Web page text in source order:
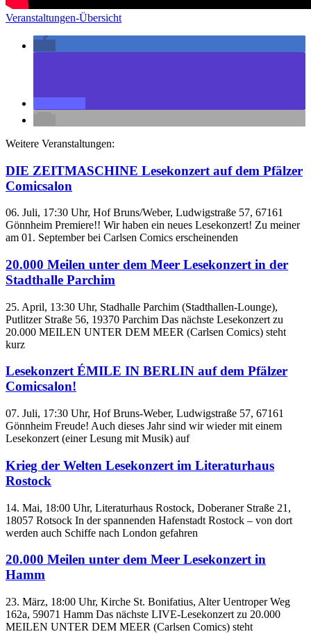
Veranstaltungen-Übersicht
Weitere Veranstaltungen:
DIE ZEITMASCHINE Lesekonzert auf dem Pfälzer
Comicsalon
06. Juli, 17:30 Uhr, Hof Bruns/Weber, Ludwigstraße 57, 67161
Gönnheim Premiere!! Wir haben ein neues Lesekonzert! Zu meiner
am 01. September bei Carlsen Comics erscheinenden
20.000 Meilen unter dem Meer Lesekonzert in der
Stadthalle Parchim
25. April, 13:30 Uhr, Stadhalle Parchim (Stadthallen-Lounge),
Putlitzer Straße 56, 19370 Parchim Das nächste Lesekonzert zu
20.000 MEILEN UNTER DEM MEER (Carlsen Comics) steht
kurz
Lesekonzert ÉMILE IN BERLIN auf dem Pfälzer
Comicsalon!
07. Juli, 17:30 Uhr, Hof Bruns-Weber, Ludwigstraße 57, 67161
Gönnheim Freude! Auch dieses Jahr sind wir wieder mit einem
Lesekonzert (einer Lesung mit Musik) auf
Krieg der Welten Lesekonzert im Literaturhaus
Rostock
14. Mai, 18:00 Uhr, Literaturhaus Rostock, Doberaner Straße 21,
18057 Rotsock In der spannenden Hafenstadt Rostock – von dort
werden auch Schiffe nach London gefahren
20.000 Meilen unter dem Meer Lesekonzert in
Hamm
23. März, 18:00 Uhr, Kirche St. Bonifatius, Alter Uentroper Weg
162a, 59071 Hamm Das nächste LIVE-Lesekonzert zu 20.000
MEILEN UNTER DEM MEER (Carlsen Comics) steht